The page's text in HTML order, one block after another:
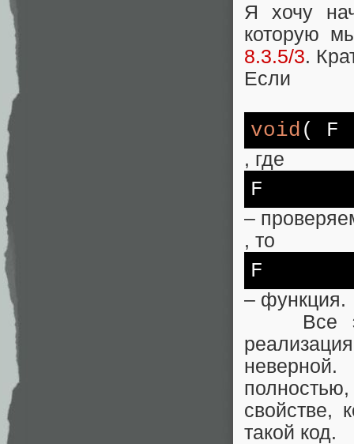
Я хочу
которую
8.3.5/3.
Если
void ( F
, где
F
–
, то
F
– функция.
Все это
свойстве,
такой код.